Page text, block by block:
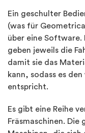
Ein geschulter
(was für
über eine Software.
geben jeweils die
damit sie das
kann, sodass es
entspricht.
Es gibt eine Reihe
Fräsmaschinen. Die